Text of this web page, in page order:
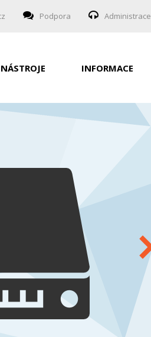
Podpora Administrace
NÁSTROJE INFORMACE